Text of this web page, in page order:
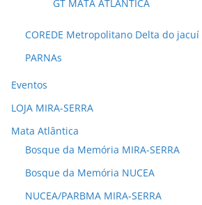
GT MATA ATLÂNTICA
COREDE Metropolitano Delta do jacuí
PARNAs
Eventos
LOJA MIRA-SERRA
Mata Atlântica
Bosque da Memória MIRA-SERRA
Bosque da Memória NUCEA
NUCEA/PARBMA MIRA-SERRA